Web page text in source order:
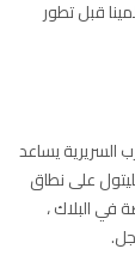
قبل تطور
السريرية يساعد
على نطاق
في البلاك ،